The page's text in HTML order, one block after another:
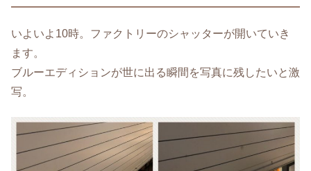
いよいよ10時。ファクトリーのシャッターが開いていき
ます。
ブルーエディションが世に出る瞬間を写真に残したいと激
写。